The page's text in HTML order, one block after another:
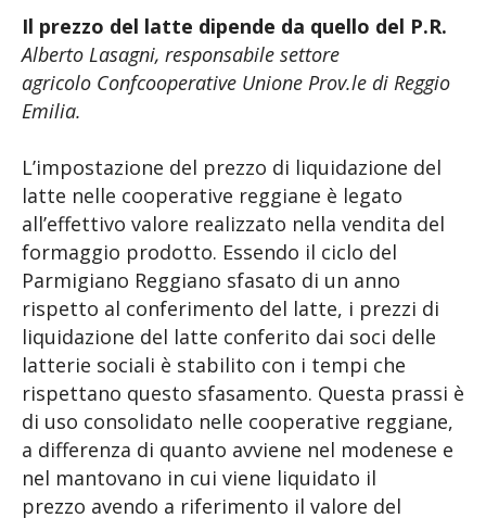
Il prezzo del latte dipende da quello del P.R.
Alberto Lasagni, responsabile settore
agricolo Confcooperative Unione Prov.le di Reggio
Emilia.
L’impostazione del prezzo di liquidazione del
latte nelle cooperative reggiane è legato
all’effettivo valore realizzato nella vendita del
formaggio prodotto. Essendo il ciclo del
Parmigiano Reggiano sfasato di un anno
rispetto al conferimento del latte, i prezzi di
liquidazione del latte conferito dai soci delle
latterie sociali è stabilito con i tempi che
rispettano questo sfasamento. Questa prassi è
di uso consolidato nelle cooperative reggiane,
a differenza di quanto avviene nel modenese e
nel mantovano in cui viene liquidato il
prezzo avendo a riferimento il valore del